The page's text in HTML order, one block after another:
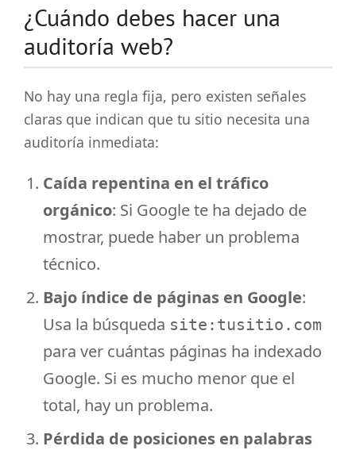
¿Cuándo debes hacer una
auditoría web?
No hay una regla fija, pero existen señales
claras que indican que tu sitio necesita una
auditoría inmediata:
Caída repentina en el tráfico
orgánico: Si Google te ha dejado de
mostrar, puede haber un problema
técnico.
Bajo índice de páginas en Google:
Usa la búsqueda site:tusitio.com
para ver cuántas páginas ha indexado
Google. Si es mucho menor que el
total, hay un problema.
Pérdida de posiciones en palabras